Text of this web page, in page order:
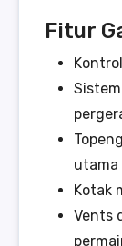
Fitur
utama
Kotak
Vents